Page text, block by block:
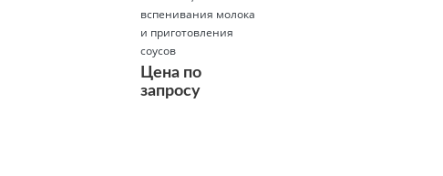
вспенивания молока
и приготовления
соусов
Цена по
запросу